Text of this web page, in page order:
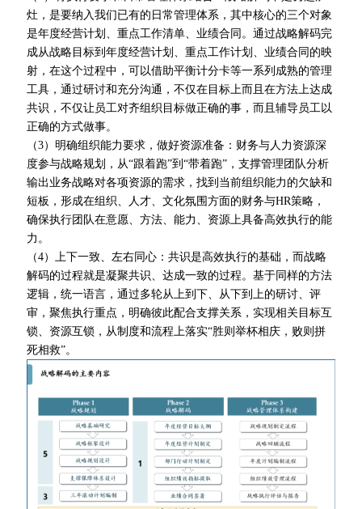
灶，是要纳入我们已有的日常管理体系，其中核心的三个对象
是年度经营计划、重点工作清单、业绩合同。通过战略解码完
成从战略目标到年度经营计划、重点工作计划、业绩合同的映
射，在这个过程中，可以借助平衡计分卡等一系列成熟的管理
工具，通过研讨和充分沟通，不仅在目标上而且在方法上达成
共识，不仅让员工对齐组织目标做正确的事，而且辅导员工以
正确的方式做事。
（3）明确组织能力要求，做好资源准备：财务与人力资源深
度参与战略规划，从“跟着跑”到“带着跑”，支撑管理团队分析
输出业务战略对各项资源的需求，找到当前组织能力的欠缺和
短板，形成在组织、人才、文化氛围方面的财务与HR策略，
确保执行团队在意愿、方法、能力、资源上具备高效执行的能
力。
（4）上下一致、左右同心：共识是高效执行的基础，而战略
解码的过程就是凝聚共识、达成一致的过程。基于同样的方法
逻辑，统一语言，通过多轮从上到下、从下到上的研讨、评
审，聚焦执行重点，明确彼此配合支撑关系，实现相关目标互
锁、资源互锁，从制度和流程上落实“胜则举杯相庆，败则拼
死相救”。